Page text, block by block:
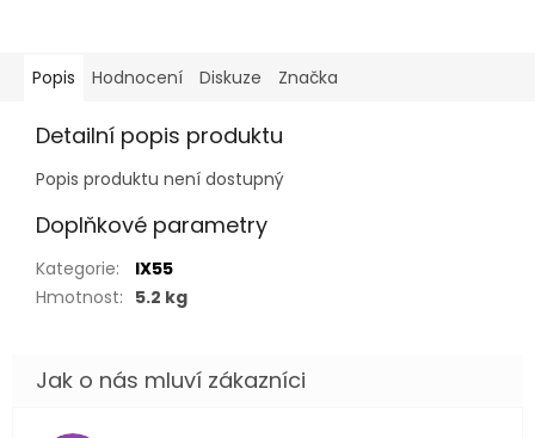
Popis Hodnocení Diskuze Značka
Detailní popis produktu
Popis produktu není dostupný
Doplňkové parametry
Kategorie:
IX55
Hmotnost: 5.2 kg